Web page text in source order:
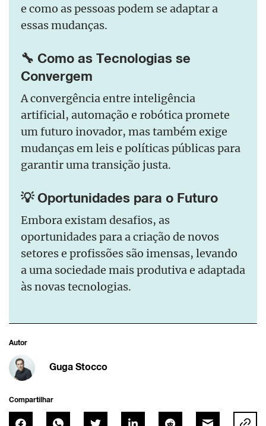
e como as pessoas podem se adaptar a
essas mudanças.
🔧 Como as Tecnologias se
Convergem
A convergência entre inteligência
artificial, automação e robótica promete
um futuro inovador, mas também exige
mudanças em leis e políticas públicas para
garantir uma transição justa.
💡 Oportunidades para o Futuro
Embora existam desafios, as
oportunidades para a criação de novos
setores e profissões são imensas, levando
a uma sociedade mais produtiva e adaptada
às novas tecnologias.
Autor
Guga Stocco
Compartilhar